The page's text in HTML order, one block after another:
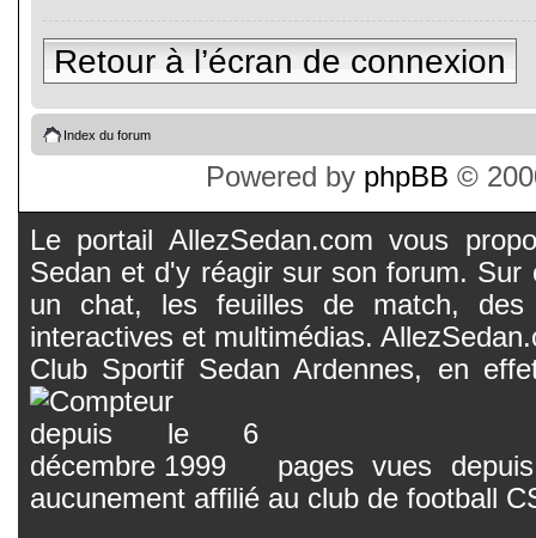
Retour à l’écran de connexion
Index du forum
Powered by phpBB ©
Le portail AllezSedan.com vous
Sedan et d'y réagir sur son forum.
un chat, les feuilles de match, des
interactives et multimédias.
Club Sportif Sedan Ardennes, en
pages vues
aucunement affilié au club de football